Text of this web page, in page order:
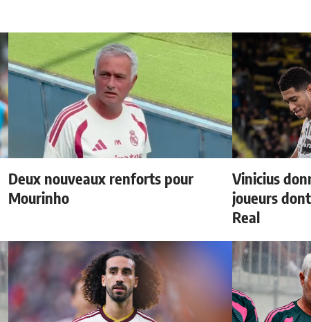
Deux nouveaux renforts pour
Mourinho
Vinicius
joueurs
Real